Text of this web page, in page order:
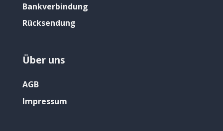
Bankverbindung
Rücksendung
Über uns
AGB
Impressum